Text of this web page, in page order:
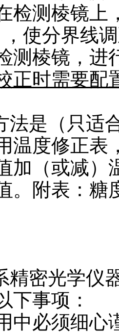
检测棱镜上
，使分界线
测棱镜，进
正时需要配
法是（只适
温度修正表
加（或减）
。附表：糖
精密光学仪
下事项：
中必须细心